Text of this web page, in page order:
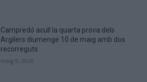
Campredó acull la quarta prova dels
Argilers diumenge 10 de maig amb dos
recorreguts
maig 9, 2026